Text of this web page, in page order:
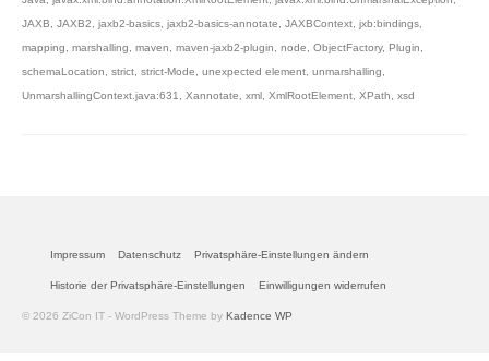
JAXB
JAXB2 jaxb2-basics jaxb2-basics-annotate JAXBContext jxb:bindings
mapping
marshalling maven maven-jaxb2-plugin node ObjectFactory, Plugin
schemaLocation
strict strict-Mode unexpected element unmarshalling
UnmarshallingContext.java:631
Xannotate xml XmlRootElement XPath xsd
Impressum Datenschutz Privatsphäre-Einstellungen ändern
Historie der Privatsphäre-Einstellungen Einwilligungen widerrufen
© 2026 ZiCon IT - WordPress Theme by Kadence WP